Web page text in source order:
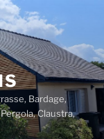
Bardage,
Claustra,